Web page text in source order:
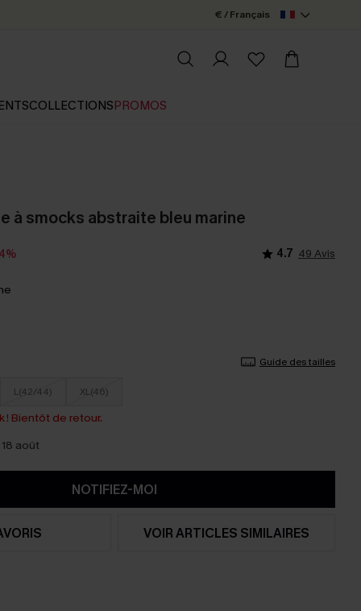
€ / Français
COLLECTIONSPROMOS
à smocks abstraite bleu marine
4.7 49 Avis
Guide des tailles
L(42/44) XL(46)
! Bientôt de retour.
août
NOTIFIEZ-MOI
VOIR ARTICLES SIMILAIRES